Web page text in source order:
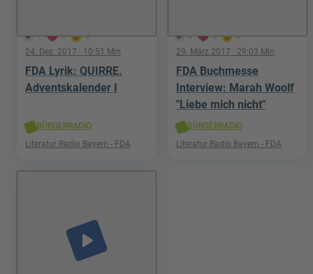
7 0 0
24. Dez. 2017 · 10:51 Min
FDA Lyrik: QUIRRE.
Adventskalender I
BÜRGERRADIO
Literatur Radio Bayern - FDA
0 0 0
29. März 2017 · 29:03 Min
FDA Buchmesse
Interview: Marah Woolf
"Liebe mich nicht"
BÜRGERRADIO
Literatur Radio Bayern - FDA
play_arrow